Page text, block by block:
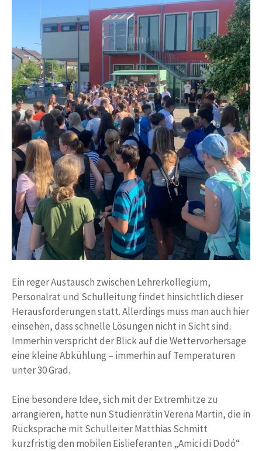
Ein reger Austausch zwischen Lehrerkollegium,
Personalrat und Schulleitung findet hinsichtlich dieser
Herausforderungen statt. Allerdings muss man auch hier
einsehen, dass schnelle Lösungen nicht in Sicht sind.
Immerhin verspricht der Blick auf die Wettervorhersage
eine kleine Abkühlung – immerhin auf Temperaturen
unter 30 Grad.
Eine besondere Idee, sich mit der Extremhitze zu
arrangieren, hatte nun Studienrätin Verena Martin, die in
Rücksprache mit Schulleiter Matthias Schmitt
kurzfristig den mobilen Eislieferanten „Amici di Dodó“